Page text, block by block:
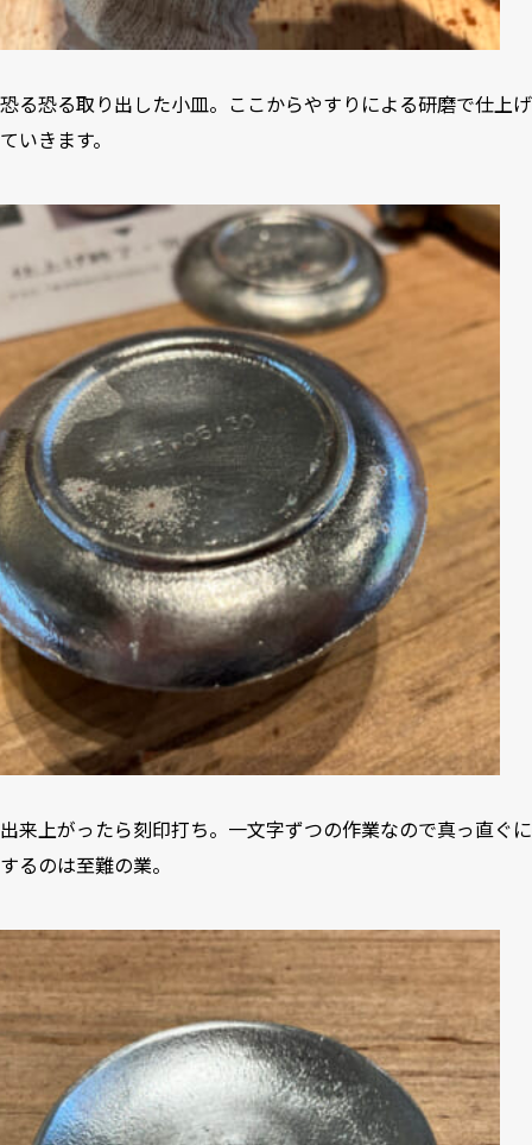
恐る恐る取り出した小皿。ここからやすりによる研磨で仕上げ
ていきます。
出来上がったら刻印打ち。一文字ずつの作業なので真っ直ぐに
するのは至難の業。